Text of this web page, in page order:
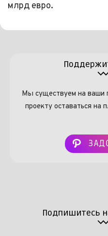
млрд евро.
Мы существуем на ваши
проекту оставаться на
Подпишитесь